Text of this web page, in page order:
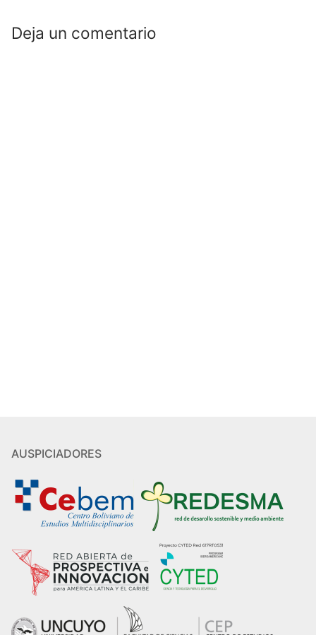
Deja un comentario
AUSPICIADORES